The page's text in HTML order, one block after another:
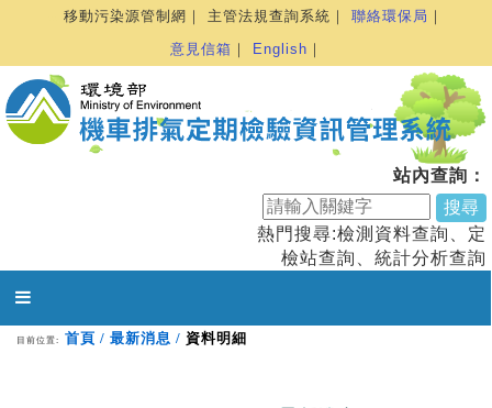
內
容
移動污染源管制網 ｜ 主管法規查詢系統 ｜ 聯絡環保局 ｜
意見信箱 ｜ English ｜
站內查詢：
熱門搜尋:檢測資料查詢
定
檢站查詢
統計分析查詢
目前位置: 首頁 / 最新消息 / 資料明細